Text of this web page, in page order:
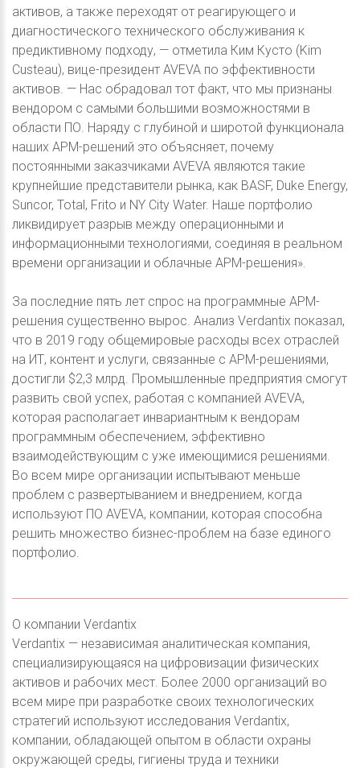
активов, а также переходят от реагирующего и
диагностического технического обслуживания к
предиктивному подходу, — отметила Ким Кусто (Kim
Custeau), вице-президент AVEVA по эффективности
активов. — Нас обрадовал тот факт, что мы признаны
вендором с самыми большими возможностями в
области ПО. Наряду с глубиной и широтой функционала
наших APM-решений это объясняет, почему
постоянными заказчиками AVEVA являются такие
крупнейшие представители рынка, как BASF, Duke Energy,
Suncor, Total, Frito и NY City Water. Наше портфолио
ликвидирует разрыв между операционными и
информационными технологиями, соединяя в реальном
времени организации и облачные APM-решения».
За последние пять лет спрос на программные APM-
решения существенно вырос. Анализ Verdantix показал,
что в 2019 году общемировые расходы всех отраслей
на ИТ, контент и услуги, связанные с APM-решениями,
достигли $2,3 млрд. Промышленные предприятия смогут
развить свой успех, работая с компанией AVEVA,
которая располагает инвариантным к вендорам
программным обеспечением, эффективно
взаимодействующим с уже имеющимися решениями.
Во всем мире организации испытывают меньше
проблем с развертыванием и внедрением, когда
используют ПО AVEVA, компании, которая способна
решить множество бизнес-проблем на базе единого
портфолио.
О компании Verdantix
Verdantix — независимая аналитическая компания,
специализирующаяся на цифровизации физических
активов и рабочих мест. Более 2000 организаций во
всем мире при разработке своих технологических
стратегий используют исследования Verdantix,
компании, обладающей опытом в области охраны
окружающей среды, гигиены труда и техники